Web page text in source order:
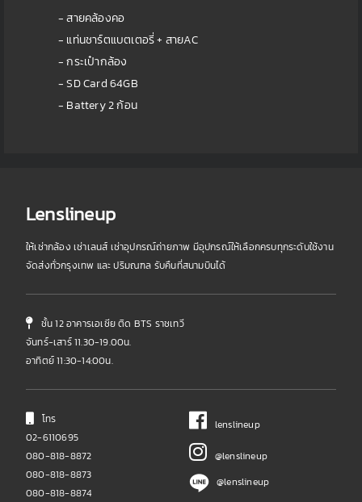
- สายคล้องคอ
- แท่นชาร์ตแบตเตอรี่ + สายAC
- กระเป๋ากล้อง
- SD Card 64GB
- Battery 2 ก้อน
Lenslineup
ให้เช่ากล้อง เช่าเลนส์ เช่าอุปกรณ์ถ่ายภาพ มีอุปกรณ์ให้เลือกครบทุกระดับใช้งาน
จัดส่งทั่วกรุงเทพ และ ปริมณฑล รับคืนที่สนามบินได้
ชั้น 12 อาคารเอเชีย ติด BTS ราชเทวี
จันทร์-เสาร์ 11.30-19.00น.
อาทิตย์ 11:30-14:00น.
โทร
02-6110695
080-818-8872
080-818-8873
080-818-8874
lenslineup
@lenslineup
@lenslineup